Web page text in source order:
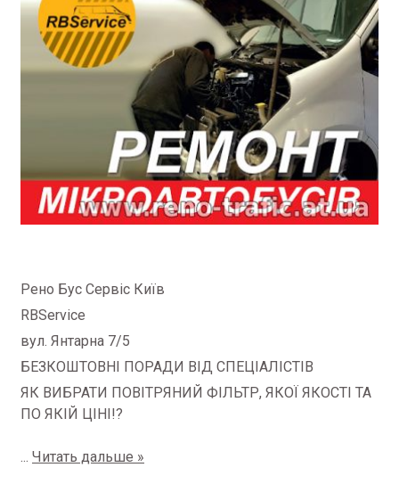
Рено Бус Сервіс Київ
RBService
вул. Янтарна 7/5
БЕЗКОШТОВНІ ПОРАДИ ВІД СПЕЦІАЛІСТІВ
ЯК ВИБРАТИ ПОВІТРЯНИЙ ФІЛЬТР, ЯКОЇ ЯКОСТІ ТА
ПО ЯКІЙ ЦІНІ!?
... Читать дальше »